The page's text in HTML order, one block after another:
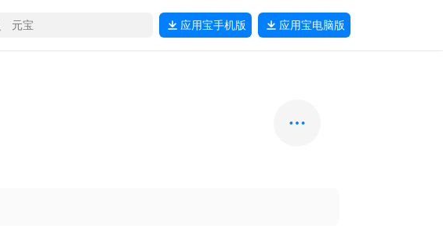
应用宝手机版 应用宝电脑版